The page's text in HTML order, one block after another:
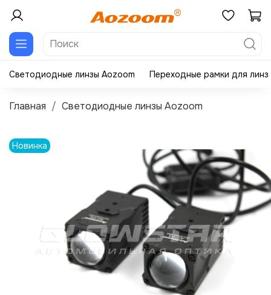
Светодиодные линзы Aozoom Переходные рамки для линз
Главная Светодиодные линзы Aozoom
Новинка